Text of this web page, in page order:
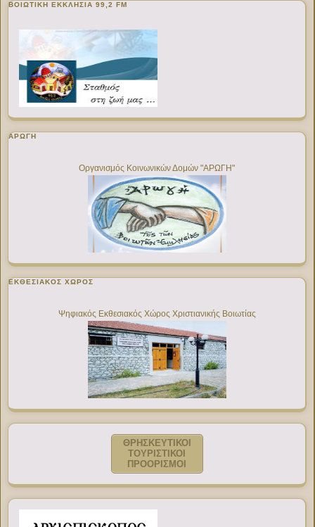
ΒΟΙΩΤΙΚΉ ΕΚΚΛΗΣΊΑ 99,2 FM
ΑΡΩΓΗ
Οργανισμός Κοινωνικών Δομών "ΑΡΩΓΗ"
ΕΚΘΕΣΙΑΚΌΣ ΧΏΡΟΣ
Ψηφιακός Εκθεσιακός Χώρος Χριστιανικής Βοιωτίας
ΘΡΗΣΚΕΥΤΙΚΟΙ
ΤΟΥΡΙΣΤΙΚΟΙ
ΠΡΟΟΡΙΣΜΟΙ